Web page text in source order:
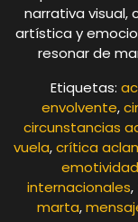
narrativa visual,
artística y
resonar de
Etiquetas:
envolvente,
circunstancias
vuela,crítica
emotividad
internacionales,
marta,